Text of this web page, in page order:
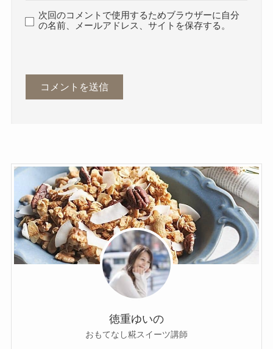
次回のコメントで使用するためブラウザーに自分
の名前、メールアドレス、サイトを保存する。
徳重ゆいの
おもてなし糀スイーツ講師